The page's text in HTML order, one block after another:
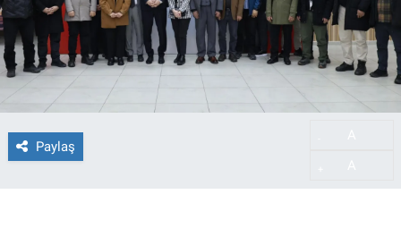
Paylaş